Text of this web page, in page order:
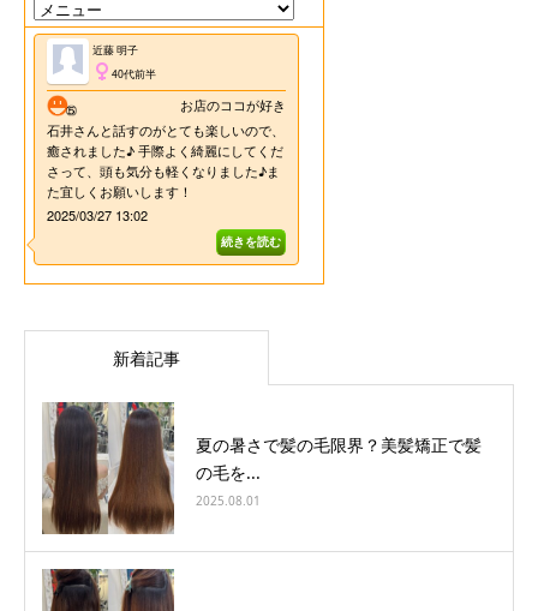
新着記事
夏の暑さで髪の毛限界？美髪矯正で髪
の毛を...
2025.08.01